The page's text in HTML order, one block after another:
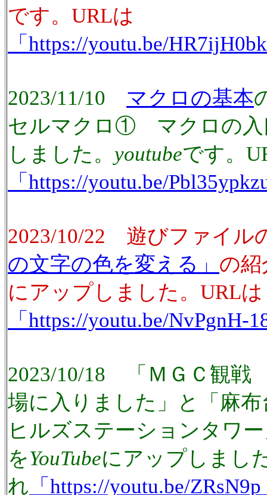
です。URLは
「https://youtu.be/
2023/11/10 マクロの基本
セルマクロ① マクロの入
しました。 youtubeです。
「https://youtu.be/
2023/10/22 遊びファイル
の文字の色を変える」 の紹
にアップしました。URLは
「https://youtu.be/NvPgnH-
2023/10/18 「ＭＧＣ観戦
場に入りました」と「麻
ヒルズステーションタワ
をYouTubeにアップしまし
れ 「https://youtu.be/